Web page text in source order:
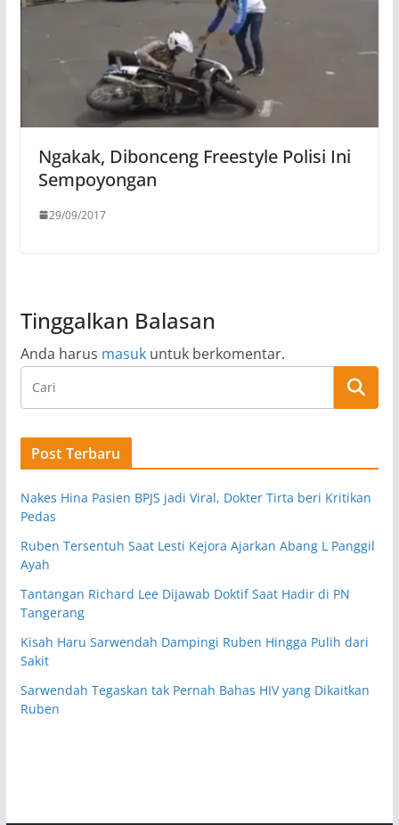
Ngakak, Dibonceng Freestyle Polisi Ini
Sempoyongan
29/09/2017
Tinggalkan Balasan
Anda harus masukuntuk berkomentar.
Post Terbaru
Nakes Hina Pasien BPJS jadi Viral, Dokter Tirta beri Kritikan
Pedas
Ruben Tersentuh Saat Lesti Kejora Ajarkan Abang L Panggil
Ayah
Tantangan Richard Lee Dijawab Doktif Saat Hadir di PN
Tangerang
Kisah Haru Sarwendah Dampingi Ruben Hingga Pulih dari
Sakit
Sarwendah Tegaskan tak Pernah Bahas HIV yang Dikaitkan
Ruben